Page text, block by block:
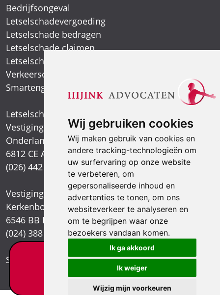
Wij gebruiken cookies
Wij maken gebruik van cookies en
andere tracking-technologieën om
uw surfervaring op onze website
te verbeteren, om
gepersonaliseerde inhoud en
advertenties te tonen, om ons
websiteverkeer te analyseren en
om te begrijpen waar onze
bezoekers vandaan komen.
Ik ga akkoord
Ik weiger
Wijzig mijn voorkeuren
Letselschade test?
×
Bedrijfsongeval
Letselschadevergoeding
Letselschade bedragen
Letselschade claimen
Letselschade expert
Verkeersongeval
Smartengeld
Letselschadespecialist
Vestiging Arnhem
Onderlangs 1
6812 CE Arnhem
(026) 442 39 13
Vestiging Nijmegen
Kerkenbos 1021
6546 BB Nijmegen
(024) 388 66 80
Stuur een e-mail